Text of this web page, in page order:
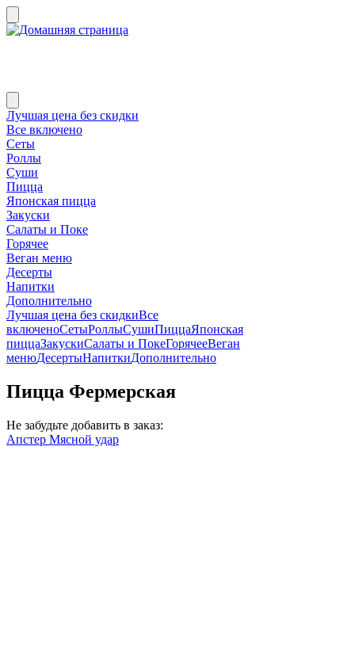
Лучшая цена без скидки
Все включено
Сеты
Роллы
Суши
Пицца
Японская пицца
Закуски
Салаты и Поке
Горячее
Веган меню
Десерты
Напитки
Дополнительно
Лучшая цена без скидкиВсе
включеноСетыРоллыСушиПиццаЯпонская
пиццаЗакускиСалаты и ПокеГорячееВеган
менюДесертыНапиткиДополнительно
Пицца Фермерская
Не забудьте добавить в заказ:
Апстер Мясной удар